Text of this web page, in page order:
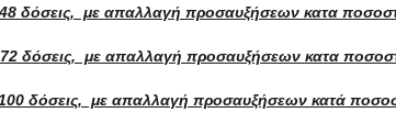
δόσεις, με απαλλαγή προσαυξήσεων κατα
δόσεις, με απαλλαγή προσαυξήσεων κατα
δόσεις, με απαλλαγή προσαυξήσεων κατά